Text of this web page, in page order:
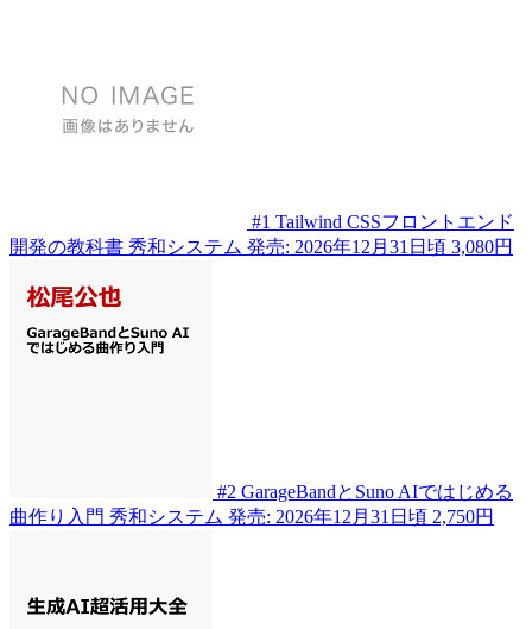
#1 Tailwind CSSフロントエンド
開発の教科書 秀和システム 発売: 2026年12月31日頃 3,080円
#2 GarageBandとSuno AIではじめる
曲作り入門 秀和システム 発売: 2026年12月31日頃 2,750円